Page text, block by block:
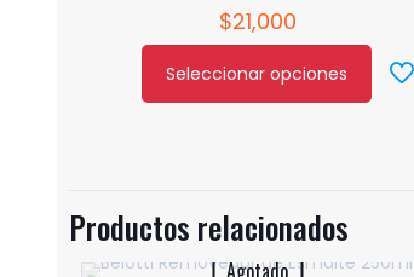
$21,000
Seleccionar opciones
Este
Las
opciones
Productos relacionados
Agotado